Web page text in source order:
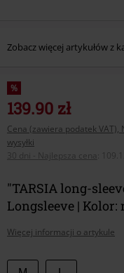
Zobacz więcej artykułów z
%
139.90 zł
Cena (zawiera podatek
wysyłki
30 dni - Najlepsza cena
"TARSIA long-
Longsleeve | Kolor:
Więcej informacji o artykule
Wybierz